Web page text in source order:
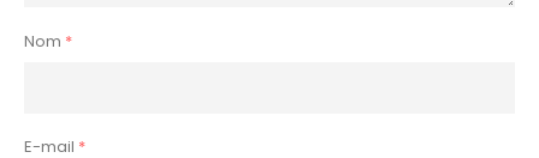
Nom *
E-mail *